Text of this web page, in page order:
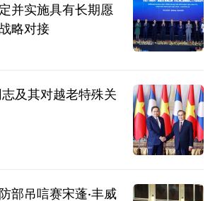
并实施具有长期愿
略对接
及其对越老特殊关
部吊唁赛宋蓬·丰威